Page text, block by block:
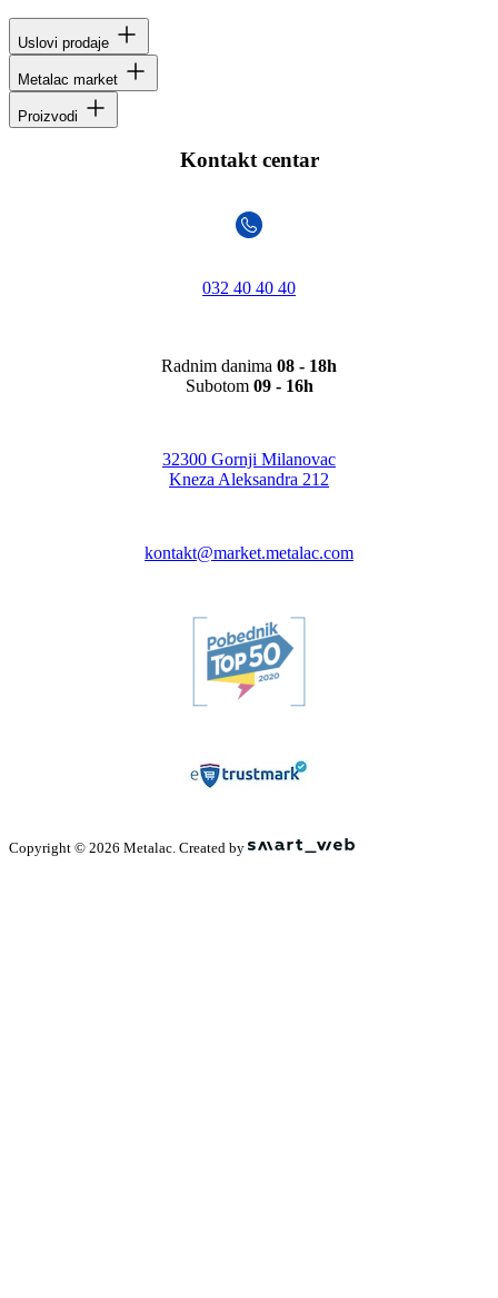
Uslovi prodaje
Metalac market
Proizvodi
Kontakt centar
032 40 40 40
Radnim danima 08 - 18h
Subotom 09 - 16h
32300 Gornji Milanovac
Kneza Aleksandra 212
kontakt@market.metalac.com
Copyright © 2026 Metalac. Created by